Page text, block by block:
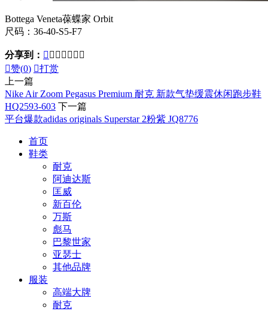
Bottega Veneta葆蝶家 Orbit
尺码：36-40-S5-F7
分享到：       
赞(0) 打赏
上一篇
Nike Air Zoom Pegasus Premium 耐克 新款气垫缓震休闲跑步鞋
HQ2593-603 下一篇
平台爆款adidas originals Superstar 2粉紫 JQ8776
首页
鞋类
耐克
阿迪达斯
匡威
新百伦
万斯
彪马
巴黎世家
亚瑟士
其他品牌
服装
高端大牌
耐克